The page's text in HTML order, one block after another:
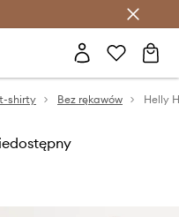
Club >
shirty Bez rękawów Helly